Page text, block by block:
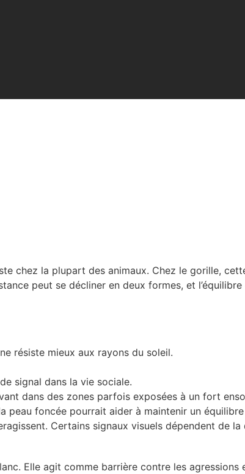
chez la plupart des animaux. Chez le gorille,
peut se décliner en deux formes, et
résiste mieux aux rayons du soleil.
signal dans la vie sociale.
dans des zones parfois exposées à un fort
foncée pourrait aider à maintenir un
Certains signaux visuels dépendent de la
Elle agit comme barrière contre les agressions